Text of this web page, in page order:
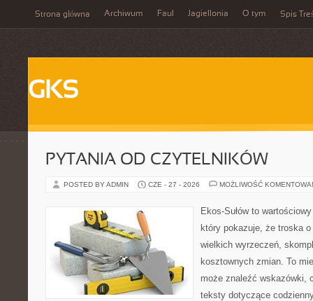
Strona główna Archiwum Faul Jagiellonia O tym Spis
GKS
PYTANIA OD CZYTELNIKÓW
POSTED BY ADMIN CZE - 27 - 2026 MOŻLIWOŚĆ
Ekos-Sułów to
który pokazuje, że troska
wielkich wyrzeczeń,
kosztownych zmian. To
może znaleźć wskazówki,
teksty dotyczące